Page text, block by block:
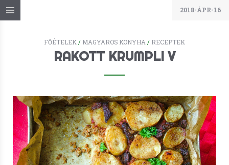
2018-ÁPR-16
FŐÉTELEK / MAGYAROS KONYHA / RECEPTEK
RAKOTT KRUMPLI V